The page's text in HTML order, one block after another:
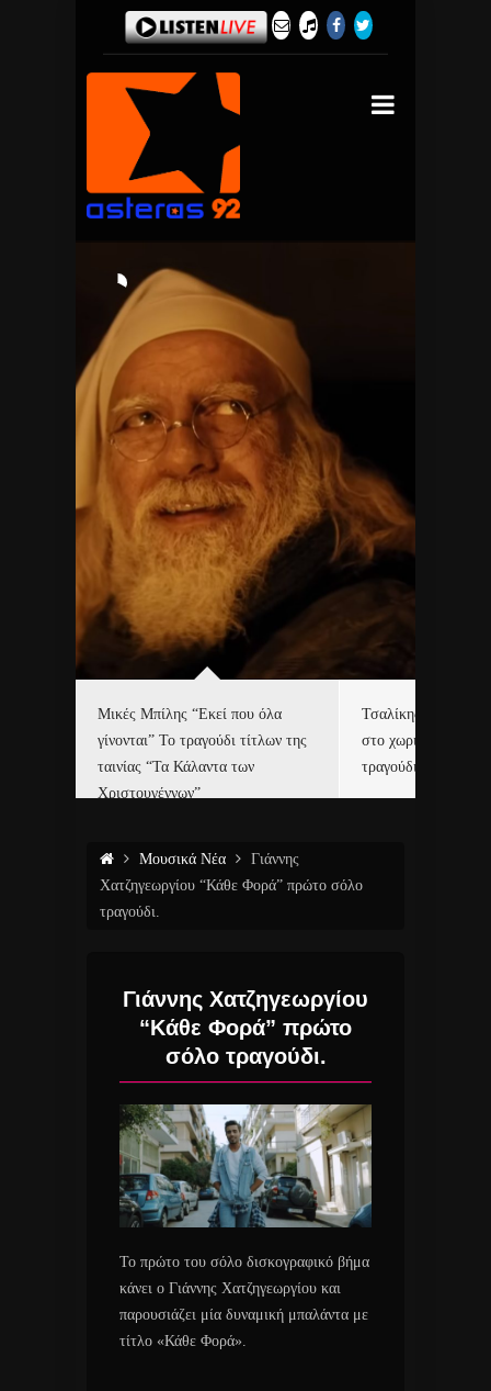
Μικές Μπίλης “Εκεί που όλα
γίνονται” Το τραγούδι τίτλων της
ταινίας “Τα Κάλαντα των
Χριστουγέννων”
Τσαλίκης,
στο χωριό του Άι
τραγούδι και video
Μουσικά Νέα
Γιάννης
Χατζηγεωργίου “Κάθε Φορά” πρώτο σόλο
τραγούδι.
Γιάννης Χατζηγεωργίου
“Κάθε Φορά” πρώτο
σόλο τραγούδι.
Το πρώτο του σόλο δισκογραφικό βήμα
κάνει ο Γιάννης Χατζηγεωργίου και
παρουσιάζει μία δυναμική μπαλάντα με
τίτλο «Κάθε Φορά».